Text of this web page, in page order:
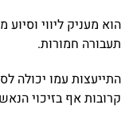
הוא מעניק ליווי
תעבורה חמורות.
התייעצות עמו יכולה
קרובות אף בזיכוי